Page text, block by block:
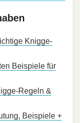
Knigge-
Beispiele für
Regeln &
Beispiele +